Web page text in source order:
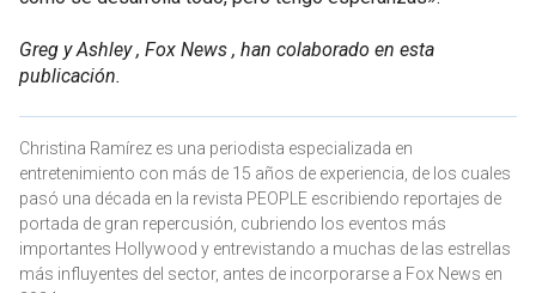
Greg y Ashley , Fox News , han colaborado en esta
publicación.
Christina Ramírez es una periodista especializada en
entretenimiento con más de 15 años de experiencia, de los cuales
pasó una década en la revista PEOPLE escribiendo reportajes de
portada de gran repercusión, cubriendo los eventos más
importantes Hollywood y entrevistando a muchas de las estrellas
más influyentes del sector, antes de incorporarse a Fox News en